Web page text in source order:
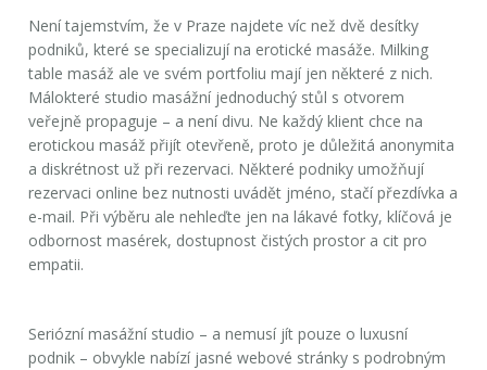
Není tajemstvím, že v Praze najdete víc než dvě desítky
podniků, které se specializují na erotické masáže. Milking
table masáž ale ve svém portfoliu mají jen některé z nich.
Málokteré studio masážní jednoduchý stůl s otvorem
veřejně propaguje – a není divu. Ne každý klient chce na
erotickou masáž přijít otevřeně, proto je důležitá anonymita
a diskrétnost už při rezervaci. Některé podniky umožňují
rezervaci online bez nutnosti uvádět jméno, stačí přezdívka a
e-mail. Při výběru ale nehleďte jen na lákavé fotky, klíčová je
odbornost masérek, dostupnost čistých prostor a cit pro
empatii.
Seriózní masážní studio – a nemusí jít pouze o luxusní
podnik – obvykle nabízí jasné webové stránky s podrobným